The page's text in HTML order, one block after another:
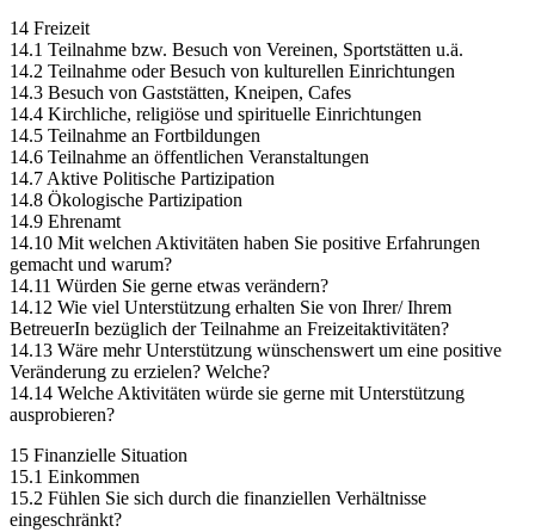
14 Freizeit
14.1 Teilnahme bzw. Besuch von Vereinen, Sportstätten u.ä.
14.2 Teilnahme oder Besuch von kulturellen Einrichtungen
14.3 Besuch von Gaststätten, Kneipen, Cafes
14.4 Kirchliche, religiöse und spirituelle Einrichtungen
14.5 Teilnahme an Fortbildungen
14.6 Teilnahme an öffentlichen Veranstaltungen
14.7 Aktive Politische Partizipation
14.8 Ökologische Partizipation
14.9 Ehrenamt
14.10 Mit welchen Aktivitäten haben Sie positive Erfahrungen
gemacht und warum?
14.11 Würden Sie gerne etwas verändern?
14.12 Wie viel Unterstützung erhalten Sie von Ihrer/ Ihrem
BetreuerIn bezüglich der Teilnahme an Freizeitaktivitäten?
14.13 Wäre mehr Unterstützung wünschenswert um eine positive
Veränderung zu erzielen? Welche?
14.14 Welche Aktivitäten würde sie gerne mit Unterstützung
ausprobieren?
15 Finanzielle Situation
15.1 Einkommen
15.2 Fühlen Sie sich durch die finanziellen Verhältnisse
eingeschränkt?